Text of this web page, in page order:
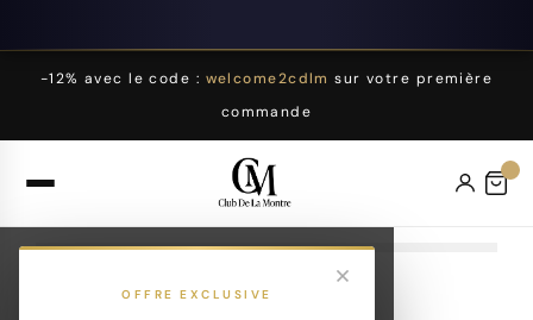
-12% avec le code : welcome2cdlm sur votre première
commande
OFFRE EXCLUSIVE